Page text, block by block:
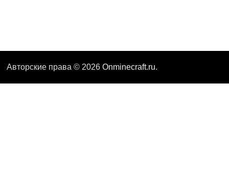
Авторские права © 2026Onminecraft.ru.